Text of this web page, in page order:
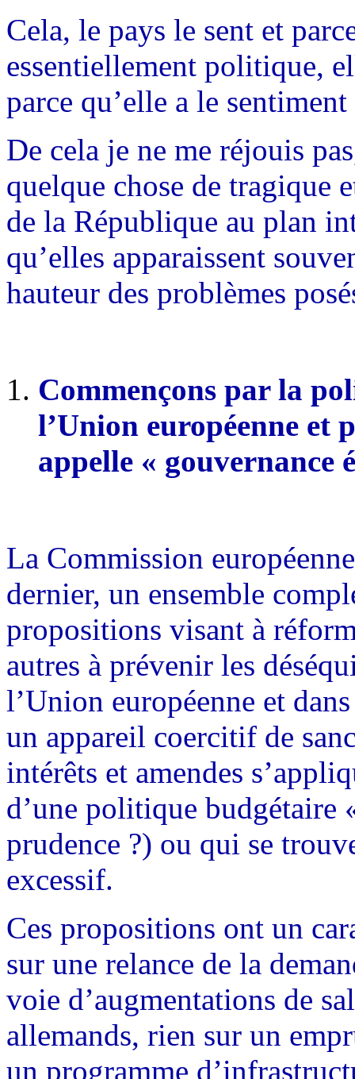
Cela, le pays le sent et
essentiellement politique,
parce qu’elle a le
De cela je ne me réjouis
quelque chose de tragique
de la République au plan
qu’elles apparaissent
hauteur des problèmes
Commençons par la
l’Union européenne et
appelle « gouvernance
La Commission
dernier, un ensemble
propositions visant à
autres à prévenir les
l’Union européenne et
un appareil coercitif de
intérêts et amendes
d’une politique budgétaire
prudence ?) ou qui se
excessif.
Ces propositions ont un
sur une relance de la
voie d’augmentations de
allemands, rien sur un
un programme